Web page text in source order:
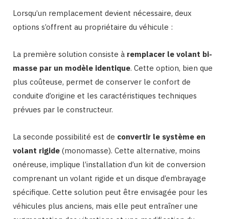
Lorsqu’un remplacement devient nécessaire, deux
options s’offrent au propriétaire du véhicule :
La première solution consiste à remplacer le volant bi-
masse par un modèle identique. Cette option, bien que
plus coûteuse, permet de conserver le confort de
conduite d’origine et les caractéristiques techniques
prévues par le constructeur.
La seconde possibilité est de convertir le système en
volant rigide (monomasse). Cette alternative, moins
onéreuse, implique l’installation d’un kit de conversion
comprenant un volant rigide et un disque d’embrayage
spécifique. Cette solution peut être envisagée pour les
véhicules plus anciens, mais elle peut entraîner une